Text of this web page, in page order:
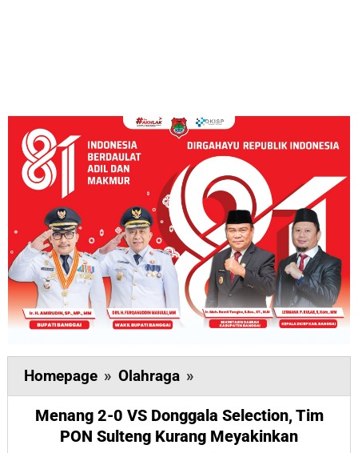
Homepage » Olahraga »
2-
0
VS
Menang 2-0 VS Donggala Selection, Tim
PON Sulteng Kurang Meyakinkan